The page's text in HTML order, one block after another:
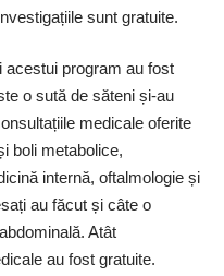
sunt gratuite.
acestui program au fost
o sută de săteni și-au
medicale oferite
boli metabolice,
internă, oftalmologie și
au făcut și câte o
Atât
au fost gratuite.